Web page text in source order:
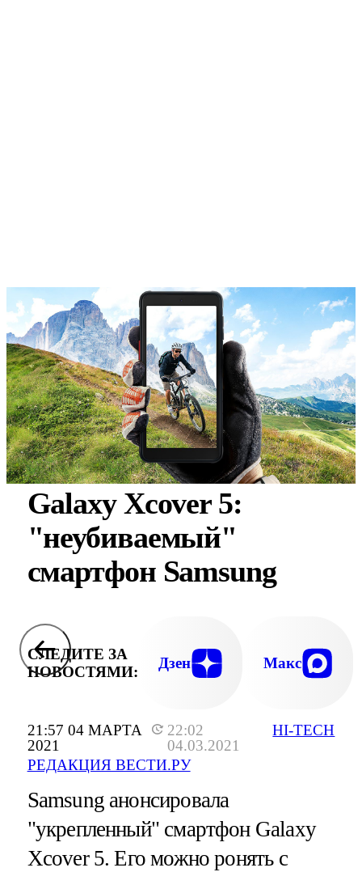
21:57 04 МАРТА
2021
22:02
04.03.2021
РЕДАКЦИЯ ВЕСТИ.РУ
HI-TECH
Galaxy Xcover 5:
"неубиваемый"
смартфон Samsung
СЛЕДИТЕ ЗА
НОВОСТЯМИ:
Дзен Макс
Samsung анонсировала
"укрепленный" смартфон Galaxy
Xcover 5. Его можно ронять с